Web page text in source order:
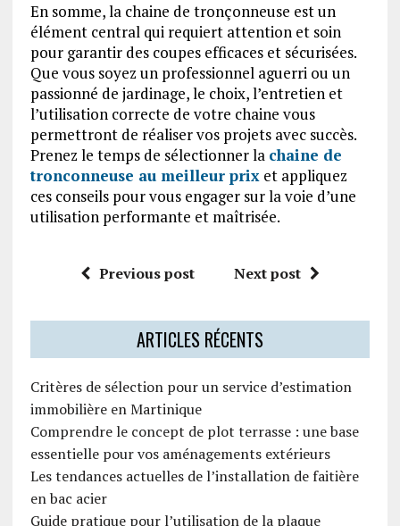
En somme, la chaine de tronçonneuse est un
élément central qui requiert attention et soin
pour garantir des coupes efficaces et sécurisées.
Que vous soyez un professionnel aguerri ou un
passionné de jardinage, le choix, l’entretien et
l’utilisation correcte de votre chaine vous
permettront de réaliser vos projets avec succès.
Prenez le temps de sélectionner la chaine de
tronconneuse au meilleur prixet appliquez
ces conseils pour vous engager sur la voie d’une
utilisation performante et maîtrisée.
Previous post Next post
ARTICLES RÉCENTS
Critères de sélection pour un service d’estimation
immobilière en Martinique
Comprendre le concept de plot terrasse : une base
essentielle pour vos aménagements extérieurs
Les tendances actuelles de l’installation de faitière
en bac acier
Guide pratique pour l’utilisation de la plaque